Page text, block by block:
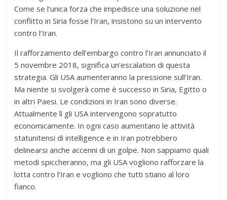
Come se l‘unica forza che impedisce una soluzione nel
conflitto in Siria fosse l‘Iran, insistono su un intervento
contro l‘Iran.
Il rafforzamento dell‘embargo contro l‘Iran annunciato il
5 novembre 2018, significa un‘escalation di questa
strategia. Gli USA aumenteranno la pressione sull‘Iran.
Ma niente si svolgerà come è successo in Siria, Egitto o
in altri Paesi. Le condizioni in Iran sono diverse.
Attualmente lì gli USA intervengono sopratutto
economicamente. In ogni caso aumentano le attività
statunitensi di intelligence e in Iran potrebbero
delinearsi anche accenni di un golpe. Non sappiamo quali
metodi spiccheranno, ma gli USA vogliono rafforzare la
lotta contro l‘Iran e vogliono che tutti stiano al loro
fianco.